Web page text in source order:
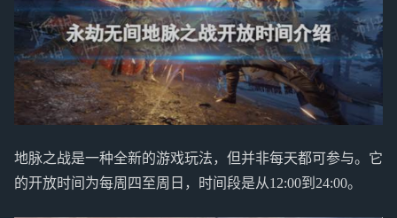
地脉之战是一种全新的游戏玩法，但并非每天都可参与。它
的开放时间为每周四至周日，时间段是从12:00到24:00。